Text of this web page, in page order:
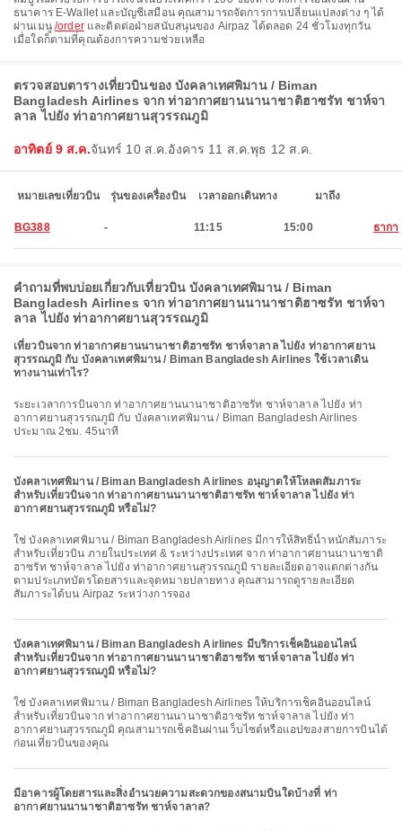
ธนาคาร E-Wallet และบัญชีเสมือน คุณสามารถจัดการการเปลี่ยนแปลงต่าง ๆ ได้
ผ่านเมนู /orderและติดต่อฝ่ายสนับสนุนของ Airpaz ได้ตลอด 24 ชั่วโมงทุกวัน
เมื่อใดก็ตามที่คุณต้องการความช่วยเหลือ
ตรวจสอบตารางเที่ยวบินของ บังคลาเทศพิมาน / Biman
Bangladesh Airlines จาก ท่าอากาศยานนานาชาติฮาซรัท ชาห์จา
ลาล ไปยัง ท่าอากาศยานสุวรรณภูมิ
อาทิตย์ 9 ส.ค.จันทร์ 10 ส.ค. อังคาร 11 ส.ค.พุธ 12 ส.ค.
หมายเลขเที่ยวบิน รุ่นของเครื่องบิน เวลาออกเดินทาง มาถึง
BG388 - 11:15 15:00 ธากา
คำถามที่พบบ่อยเกี่ยวกับเที่ยวบิน บังคลาเทศพิมาน / Biman
Bangladesh Airlines จาก ท่าอากาศยานนานาชาติฮาซรัท ชาห์จา
ลาล ไปยัง ท่าอากาศยานสุวรรณภูมิ
เที่ยวบินจาก ท่าอากาศยานนานาชาติฮาซรัท ชาห์จาลาล ไปยัง ท่าอากาศยาน
สุวรรณภูมิ กับ บังคลาเทศพิมาน / Biman Bangladesh Airlines ใช้เวลาเดิน
ทางนานเท่าไร?
ระยะเวลาการบินจาก ท่าอากาศยานนานาชาติฮาซรัท ชาห์จาลาล ไปยัง ท่า
อากาศยานสุวรรณภูมิ กับ บังคลาเทศพิมาน / Biman Bangladesh Airlines
ประมาณ 2ชม. 45นาที
บังคลาเทศพิมาน / Biman Bangladesh Airlines อนุญาตให้โหลดสัมภาระ
สำหรับเที่ยวบินจาก ท่าอากาศยานนานาชาติฮาซรัท ชาห์จาลาล ไปยัง ท่า
อากาศยานสุวรรณภูมิ หรือไม่?
ใช่ บังคลาเทศพิมาน / Biman Bangladesh Airlines มีการให้สิทธิ์น้ำหนักสัมภาระ
สำหรับเที่ยวบิน ภายในประเทศ & ระหว่างประเทศ จาก ท่าอากาศยานนานาชาติ
ฮาซรัท ชาห์จาลาล ไปยัง ท่าอากาศยานสุวรรณภูมิ รายละเอียดอาจแตกต่างกัน
ตามประเภทบัตรโดยสารและจุดหมายปลายทาง คุณสามารถดูรายละเอียด
สัมภาระได้บน Airpaz ระหว่างการจอง
บังคลาเทศพิมาน / Biman Bangladesh Airlines มีบริการเช็คอินออนไลน์
สำหรับเที่ยวบินจาก ท่าอากาศยานนานาชาติฮาซรัท ชาห์จาลาล ไปยัง ท่า
อากาศยานสุวรรณภูมิ หรือไม่?
ใช่ บังคลาเทศพิมาน / Biman Bangladesh Airlines ให้บริการเช็คอินออนไลน์
สำหรับเที่ยวบินจาก ท่าอากาศยานนานาชาติฮาซรัท ชาห์จาลาล ไปยัง ท่า
อากาศยานสุวรรณภูมิ คุณสามารถเช็คอินผ่านเว็บไซต์หรือแอปของสายการบินได้
ก่อนเที่ยวบินของคุณ
มีอาคารผู้โดยสารและสิ่งอำนวยความสะดวกของสนามบินใดบ้างที่ ท่า
อากาศยานนานาชาติฮาซรัท ชาห์จาลาล?